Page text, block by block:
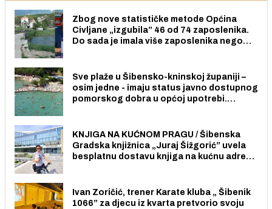
Zbog nove statističke metode Općina
Civljane „izgubila” 46 od 74 zaposlenika.
Do sada je imala više zaposlenika nego
Sve plaže u Šibensko-kninskoj županiji –
osim jedne - imaju status javno dostupnog
pomorskog dobra u općoj upotrebi.
KNJIGA NA KUĆNOM PRAGU / Šibenska
Gradska knjižnica „Juraj Šižgorić” uvela
besplatnu dostavu knjiga na kućnu adresu
Ivan Zoričić, trener Karate kluba „ Šibenik
1066” za djecu iz kvarta pretvorio svoju